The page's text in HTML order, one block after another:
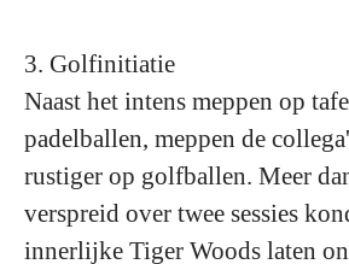
3. Golfinitiatie
Naast het intens meppen op
padelballen, meppen de
rustiger op golfballen. Meer
verspreid over twee sessies
innerlijke Tiger Woods laten